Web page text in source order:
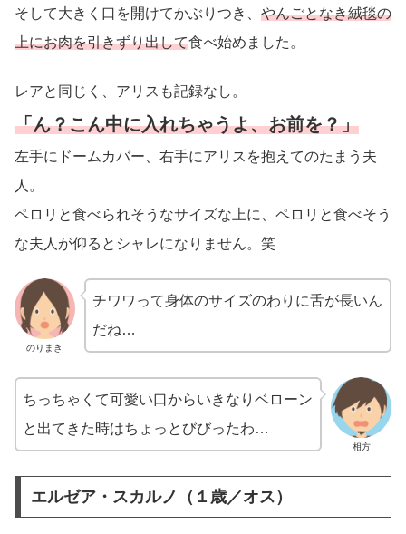
そして大きく口を開けてかぶりつき、 やんごとなき絨毯の
上にお肉を引きずり出して食べ始めました。
レアと同じく、アリスも記録なし。
「ん？こん中に入れちゃうよ、お前を？」
左手にドームカバー、右手にアリスを抱えてのたまう夫
人。
ペロリと食べられそうなサイズな上に、ペロリと食べそう
な夫人が仰るとシャレになりません。笑
のりまき
チワワって身体のサイズのわりに舌が長いん
だね…
相方
ちっちゃくて可愛い口からいきなりベローン
と出てきた時はちょっとびびったわ…
エルゼア・スカルノ（１歳／オス）